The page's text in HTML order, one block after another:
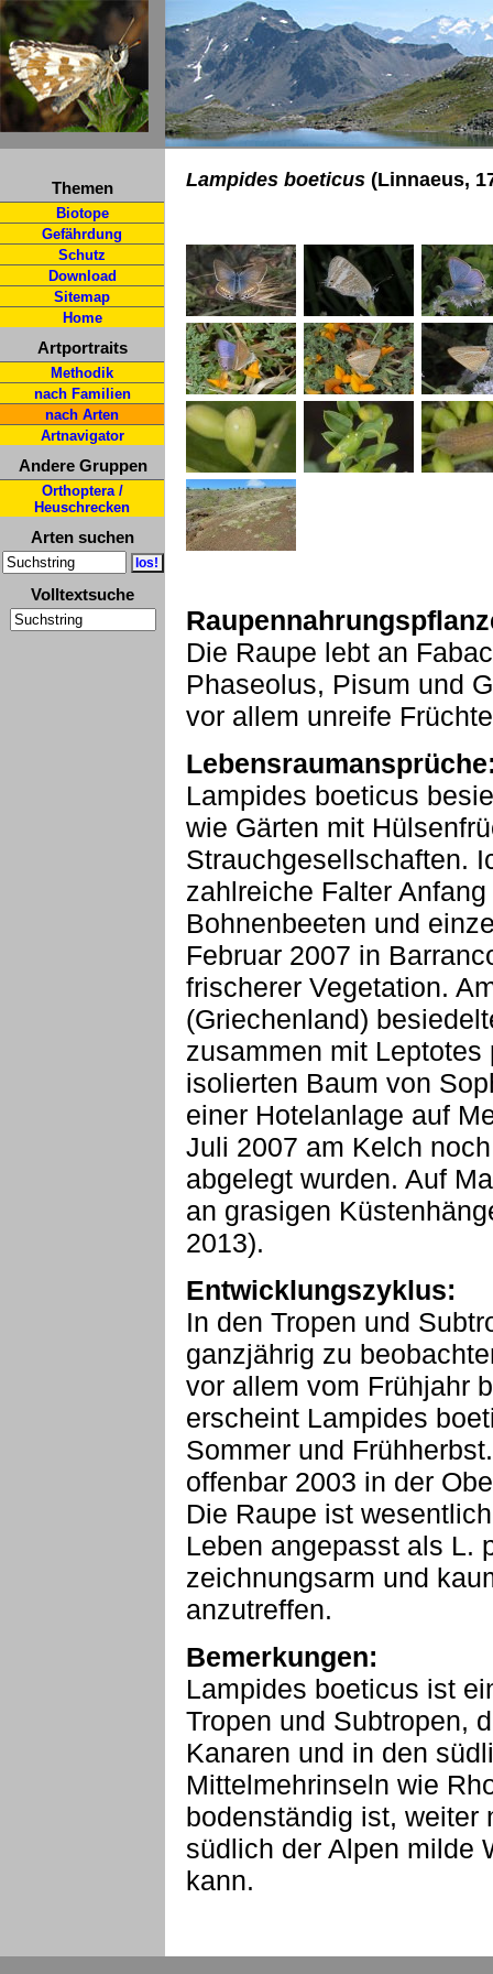
Themen
Biotope
Gefährdung
Schutz
Download
Sitemap
Home
Artportraits
Methodik
nach Familien
nach Arten
Artnavigator
Andere Gruppen
Orthoptera /
Heuschrecken
Arten suchen
Volltextsuche
Lampides boeticus (Linnaeus,
Die Raupe lebt an
Phaseolus, Pisum und
vor allem unreife
Lampides boeticus
wie Gärten mit
Strauchgesellschaften.
zahlreiche Falter
Bohnenbeeten und
Februar 2007 in
frischerer Vegetation.
(Griechenland)
zusammen mit
isolierten Baum von
einer Hotelanlage auf
Juli 2007 am Kelch
abgelegt wurden. Auf
an grasigen
2013).
Entwicklungszyklus:
In den Tropen und
ganzjährig zu
vor allem vom Frühjahr
erscheint Lampides
Sommer und
offenbar 2003 in der
Die Raupe ist
Leben angepasst als L.
zeichnungsarm und
anzutreffen.
Bemerkungen:
Lampides boeticus ist
Tropen und Subtropen,
Kanaren und in den
Mittelmehrinseln wie
bodenständig ist, weiter
südlich der Alpen milde
kann.